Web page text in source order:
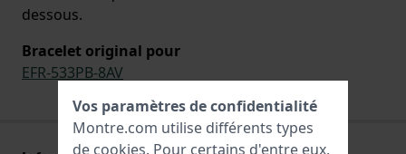
dessous.
Bracelet original pour
EFR-533PB-8AV
Vos paramètres de confidentialité
Montre.com utilise différents types
de cookies. Pour certains d'entre eux,